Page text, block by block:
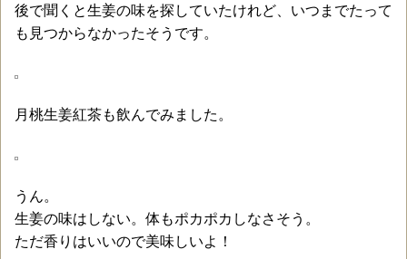
後で聞くと生姜の味を探していたけれど、いつまでたって
も見つからなかったそうです。
月桃生姜紅茶も飲んでみました。
うん。
生姜の味はしない。体もポカポカしなさそう。
ただ香りはいいので美味しいよ！